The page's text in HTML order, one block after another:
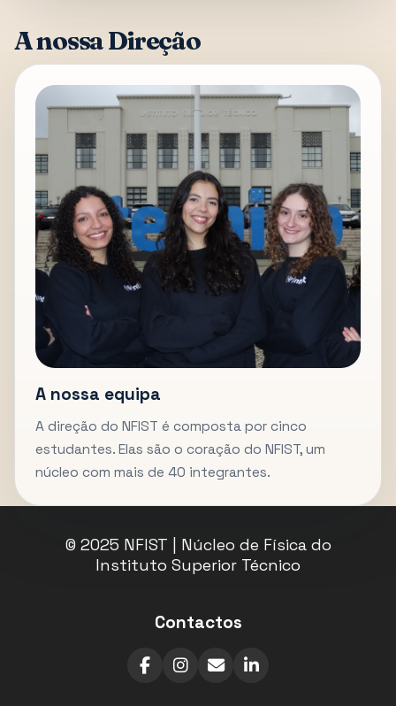
A nossa Direção
A nossa equipa
A direção do NFIST é composta por cinco
estudantes. Elas são o coração do NFIST, um
núcleo com mais de 40 integrantes.
© 2025 NFIST | Núcleo de Física do
Instituto Superior Técnico
Contactos